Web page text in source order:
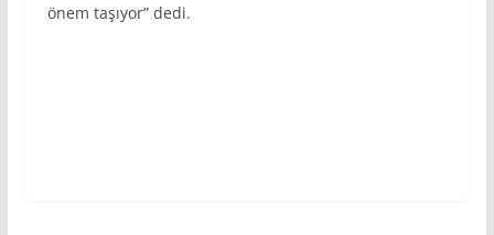
önem taşıyor” dedi.